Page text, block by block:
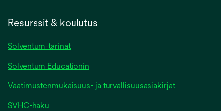
Resurssit & koulutus
Solventum-tarinat
Solventum Educationin
Vaatimustenmukaisuus- ja turvallisuusasiakirjat
SVHC-haku